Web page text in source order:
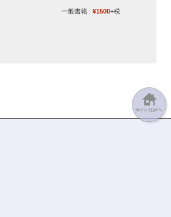
一般書籍 : ¥1500+税